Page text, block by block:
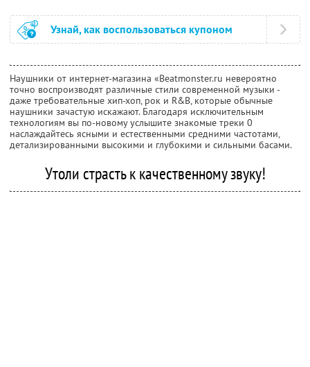
Узнай, как воспользоваться купоном
Наушники от интернет-магазина «Beatmonster.ru невероятно
точно воспроизводят различные стили современной музыки -
даже требовательные хип-хоп, рок и R&B, которые обычные
наушники зачастую искажают. Благодаря исключительным
технологиям вы по-новому услышите знакомые треки 0
наслаждайтесь ясными и естественными средними частотами,
детализированными высокими и глубокими и сильными басами.
Утоли страсть к качественному звуку!